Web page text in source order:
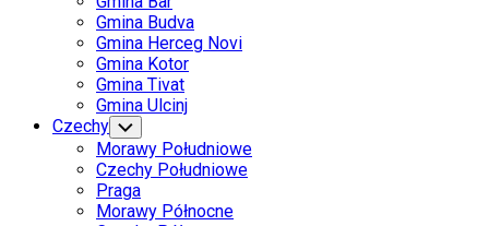
Menu
Gmina Budva
Gmina Herceg Novi
Gmina Kotor
Gmina Tivat
Gmina Ulcinj
Current
Page
Parent
Czechy Toggle
Child
Menu
Morawy Południowe
Czechy Południowe
Praga
Morawy Północne